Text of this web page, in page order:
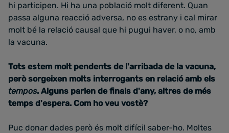
hi participen. Hi ha una població molt diferent. Quan
passa alguna reacció adversa, no es estrany i cal mirar
molt bé la relació causal que hi pugui haver, o no, amb
la vacuna.
Tots estem molt pendents de l'arribada de la vacuna,
però sorgeixen molts interrogants en relació amb els
tempos. Alguns parlen de finals d'any, altres de més
temps d'espera. Com ho veu vostè?
Puc donar dades però és molt difícil saber-ho. Moltes